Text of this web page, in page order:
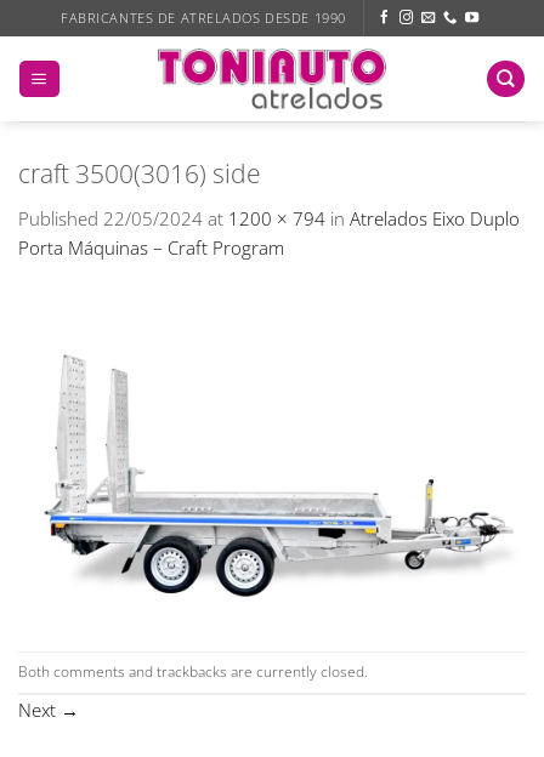
to
content
FABRICANTES DE ATRELADOS DESDE 1990
craft 3500(3016) side
Published 22/05/2024 at 1200 × 794 in Atrelados Eixo Duplo
Porta Máquinas – Craft Program
Both comments and trackbacks are currently closed.
Next →